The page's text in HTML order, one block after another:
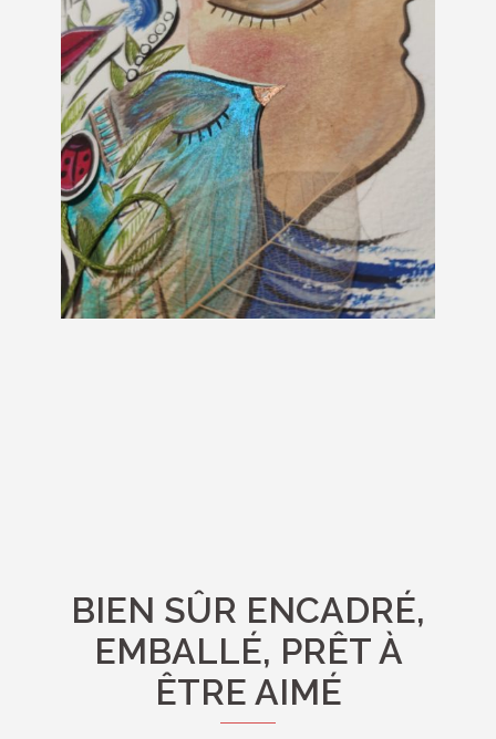
BIEN SÛR ENCADRÉ,
EMBALLÉ, PRÊT À
ÊTRE AIMÉ